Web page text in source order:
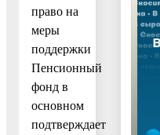
право на
меры
поддержки
Пенсионный
фонд в
основном
подтверждает